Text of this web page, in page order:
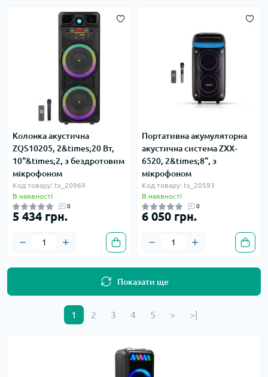
Колонка акустична
ZQS10205, 2&times;20 Вт,
10"&times;2, з бездротовим
мікрофоном
Код товару: tx_20969
В наявності
0
5 434 грн.
Портативна акумуляторна
акустична система ZXX-
6520, 2&times;8", з
мікрофоном
Код товару: tx_20593
В наявності
0
6 050 грн.
Показати ще
1 2 3 4 5 > >|